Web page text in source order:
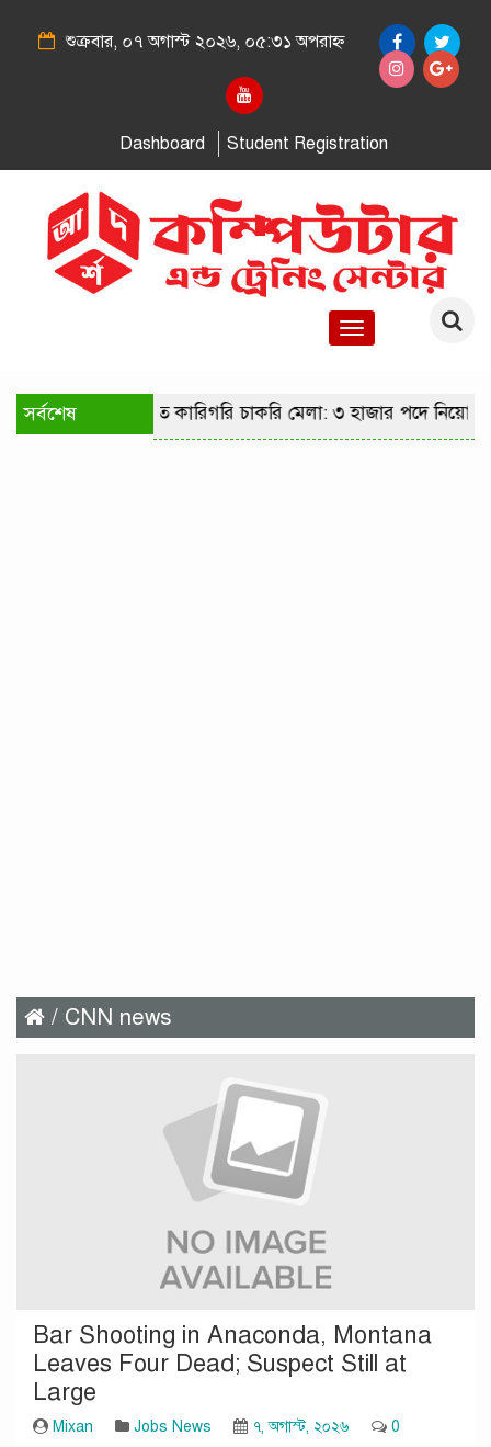
শুক্রবার, ০৭ অগাস্ট ২০২৬, ০৫:৩১ অপরাহ্ন
Dashboard Student Registration
Toggle
সর্বশেষ রাজধানীতে কারিগরি চাকরি মেলা: ৩ হাজার পদে
/ CNN news
Bar Shooting in Anaconda, Montana
Leaves Four Dead; Suspect Still at
Large
Mixan Jobs News ৭, অগাস্ট, ২০২৬ 0